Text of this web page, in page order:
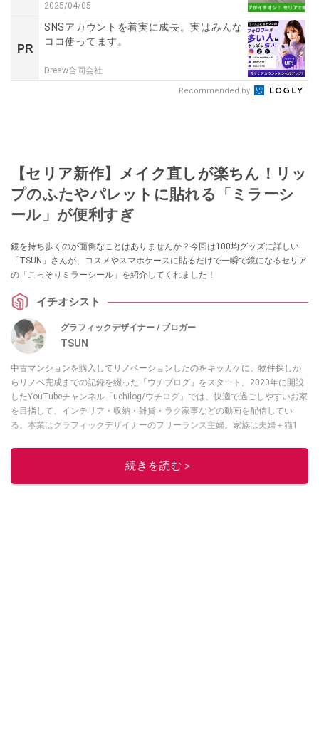
2025/04/05
PR
SNSアカウントを着実に成長。実はみんな
ココ使ってます。
Dreaw合同会社
Recommended by
【セリア新作】メイク直しが楽ちん！リッ
プのふたやパレットに貼れる「ミラーシ
ール」が便利すぎ
鏡を持ち歩くのが面倒なことはありませんか？今回は100均グッズに詳しい
「TSUN」さんが、コスメやスマホケースに貼るだけで一瞬で鏡になるセリア
の「こっそりミラーシール」を紹介してくれました！
イチオシスト
グラフィックデザイナー / ブロガー
TSUN
中古マンションを購入してリノベーションしたのをキッカケに、物件探しか
らリノベ完成までの記録を綴った「ウチブログ」をスタート。2020年に開設
したYouTubeチャンネル「uchilog/ウチログ」では、快適で過ごしやすいお家
を目指して、インテリア・収納・雑貨・ラク家事などの動画を配信してい
る。本業はグラフィックデザイナーのフリーランス主婦。家族は夫婦＋猫1
ノベ人気事例1位
続きを読む＞